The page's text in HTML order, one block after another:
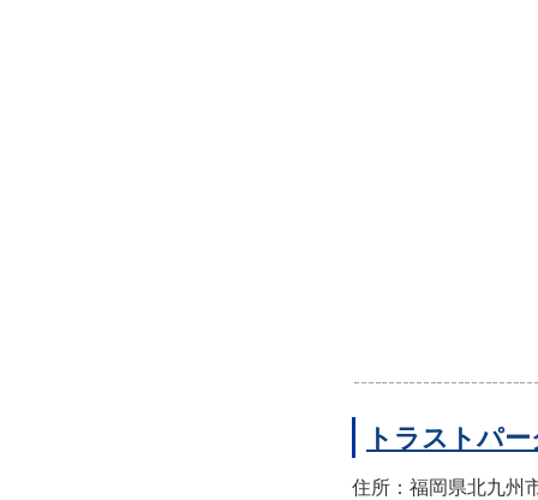
トラストパ
住所：福岡県北九州